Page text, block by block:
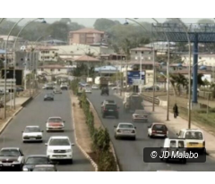
© JD Malabo